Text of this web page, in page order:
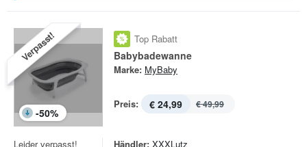
Verpasst!
-50%
Top Rabatt
Babybadewanne
Marke: MyBaby
Preis: € 24,99 € 49,99
Leider verpasst!
Händler: XXXLutz